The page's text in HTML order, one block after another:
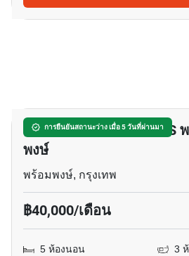
การยืนยันสถานะว่าง เมื่อ 5 วันที่ผ่านมา
บ้าน 5-ห้องนอน ใกล้ BTS
พงษ์
พร้อมพงษ์, กรุงเทพ
฿40,000/เดือน
5 ห้องนอน
3